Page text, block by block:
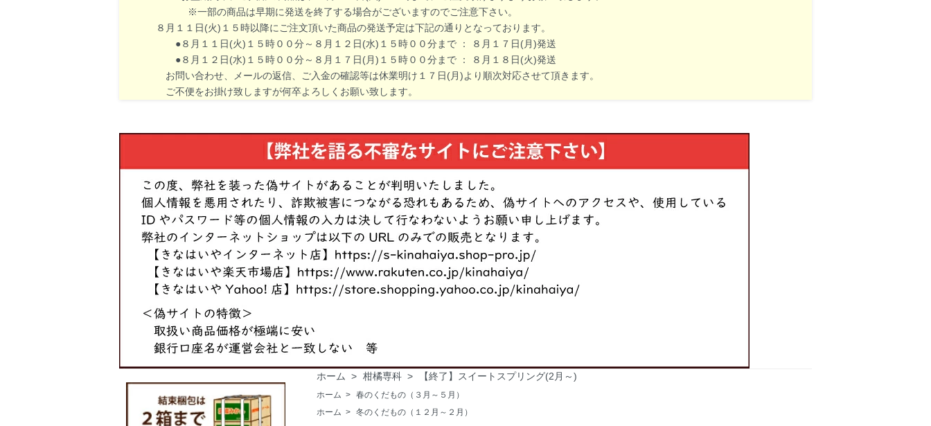
※一部の商品は早期に発送を終了する場合がございますのでご注意下さい。
８月１１日(火)１５時以降にご注文頂いた商品の発送予定は下記の通りとなっております。
●８月１１日(火)１５時００分～８月１２日(水)１５時００分まで ： ８月１７日(月)発送
●８月１２日(水)１５時００分～８月１７日(月)１５時００分まで ： ８月１８日(火)発送
お問い合わせ、メールの返信、ご入金の確認等は休業明け１７日(月)より順次対応させて頂きます。
ご不便をお掛け致しますが何卒よろしくお願い致します。
ホーム > 柑橘専科 > 【終了】スイートスプリング(2月～)
ホーム > 春のくだもの（３月～５月）
ホーム > 冬のくだもの（１２月～２月）